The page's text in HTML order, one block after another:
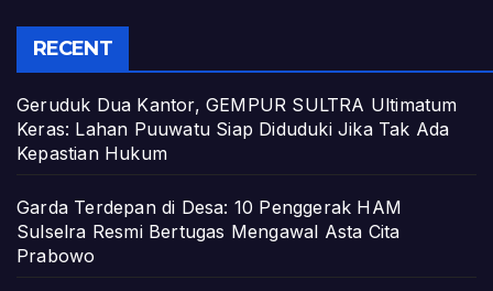
RECENT
Geruduk Dua Kantor, GEMPUR SULTRA Ultimatum
Keras: Lahan Puuwatu Siap Diduduki Jika Tak Ada
Kepastian Hukum
Garda Terdepan di Desa: 10 Penggerak HAM
Sulselra Resmi Bertugas Mengawal Asta Cita
Prabowo